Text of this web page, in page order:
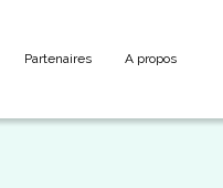
Partenaires A propos